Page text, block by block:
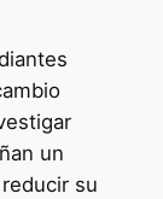
un
su